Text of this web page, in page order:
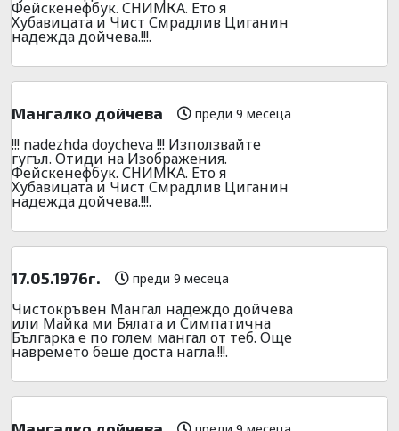
Фейскенефбук. СНИМКА. Ето я
Хубавицата и Чист Смрадлив Циганин
надежда дойчева.!!!.
Мангалко дойчева преди 9 месеца
!!! nadezhda doycheva !!! Използвайте
гугъл. Отиди на Изображения.
Фейскенефбук. СНИМКА. Ето я
Хубавицата и Чист Смрадлив Циганин
надежда дойчева.!!!.
17.05.1976г. преди 9 месеца
Чистокръвен Мангал надеждо дойчева
или Майка ми Бялата и Симпатична
Българка е по голем мангал от теб. Още
навремето беше доста нагла.!!!.